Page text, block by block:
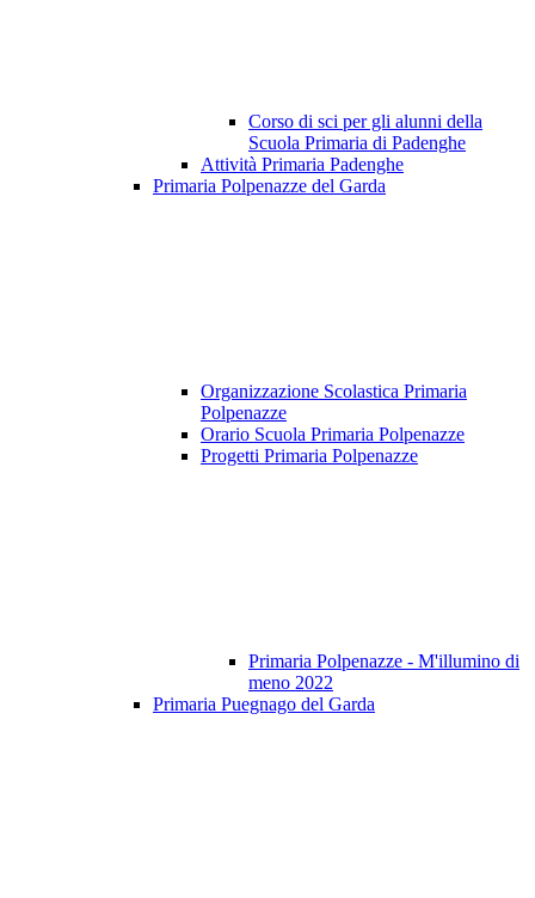
Corso di sci per gli alunni della
Scuola Primaria di Padenghe
Attività Primaria Padenghe
Primaria Polpenazze del Garda
Organizzazione Scolastica Primaria
Polpenazze
Orario Scuola Primaria Polpenazze
Progetti Primaria Polpenazze
Primaria Polpenazze - M'illumino di
meno 2022
Primaria Puegnago del Garda